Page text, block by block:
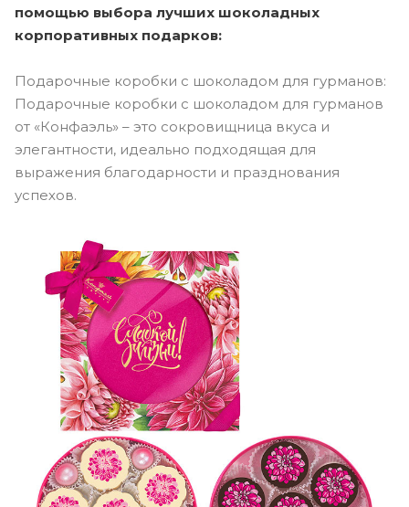
помощью выбора лучших шоколадных
корпоративных подарков:
Подарочные коробки с шоколадом для гурманов:
Подарочные коробки с шоколадом для гурманов
от «Конфаэль» – это сокровищница вкуса и
элегантности, идеально подходящая для
выражения благодарности и празднования
успехов.